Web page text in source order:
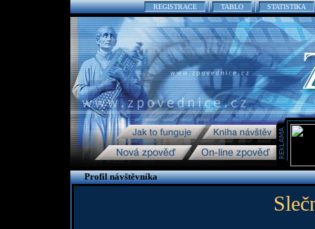
REGISTRACE TABLO STATISTIKA
Profil návštěvníka